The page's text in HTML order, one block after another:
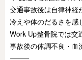
交通事故後は自律神経
冷えや体のだるさを感
Work Up整骨院では交
事故後の体調不良・血
⸻